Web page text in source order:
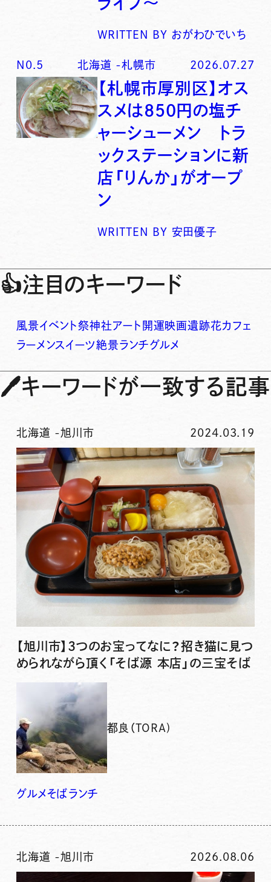
WRITTEN BY おがわひでいち
N0. 5 北海道 -札幌市 2026.07.27
【札幌市厚別区】オス
スメは850円の塩チ
ャーシューメン トラ
ックステーションに新
店「りんか」がオープ
ン
WRITTEN BY 安田優子
👍注目のキーワード
風景イベント祭神社アート 開運映画遺跡花カフェ
ラーメンスイーツ絶景ランチグルメ
🖊キーワードが一致する記事
北海道 -旭川市 2024.03.19
【旭川市】3つのお宝ってなに？招き猫に見つ
められながら頂く「そば源 本店」の三宝そば
都良（TORA)
グルメそばランチ
北海道 -旭川市 2026.08.06